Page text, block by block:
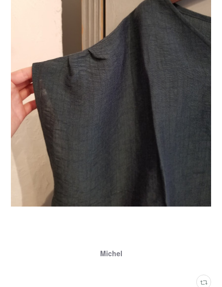
Michel